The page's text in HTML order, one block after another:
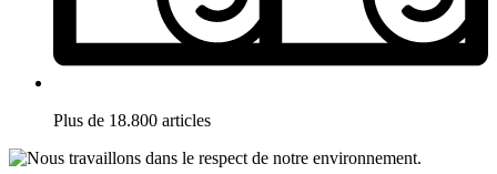
Plus de 18.800 articles